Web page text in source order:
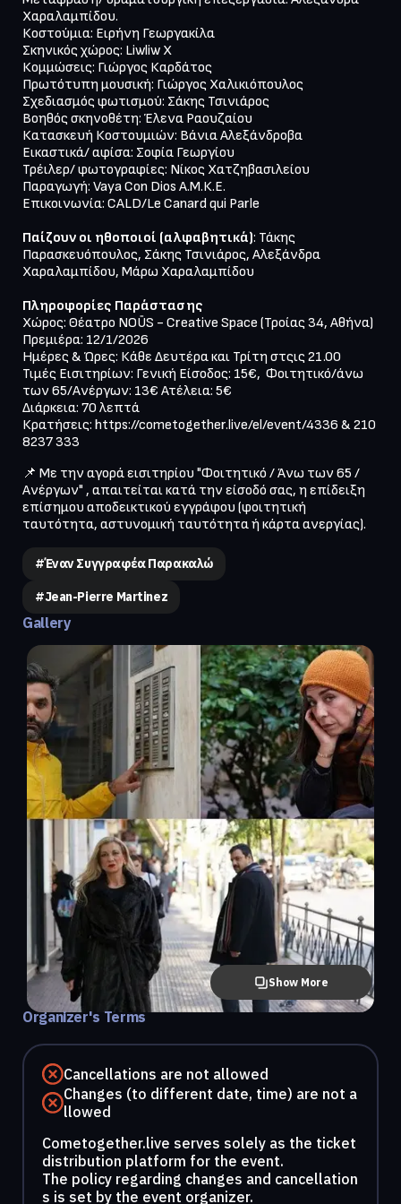
Χαραλαμπίδου.
Κοστούμια: Ειρήνη Γεωργακίλα
Σκηνικός χώρος: Liwliw X
Κομμώσεις: Γιώργος Καρδάτος
Πρωτότυπη μουσική: Γιώργος Χαλικιόπουλος
Σχεδιασμός φωτισμού: Σάκης Τσινιάρος
Βοηθός σκηνοθέτη: Έλενα Ραουζαίου
Κατασκευή Κοστουμιών: Βάνια Αλεξάνδροβα
Εικαστικά/ αφίσα: Σοφία Γεωργίου
Τρέιλερ/ φωτογραφίες: Νίκος Χατζηβασιλείου
Παραγωγή: Vaya Con Dios Α.Μ.Κ.Ε.
Επικοινωνία: CALD/Le Canard qui Parle
Παίζουν οι ηθοποιοί (αλφαβητικά): Τάκης
Παρασκευόπουλος, Σάκης Τσινιάρος, Αλεξάνδρα
Χαραλαμπίδου, Μάρω Χαραλαμπίδου
Πληροφορίες Παράστασης
Χώρος: Θέατρο NOŪS - Creative Space (Τροίας 34, Αθήνα)
Πρεμιέρα: 12/1/2026
Ημέρες & Ώρες: Κάθε Δευτέρα και Τρίτη στςις 21.00
Τιμές Εισιτηρίων: Γενική Είσοδος: 15€,  Φοιτητικό/άνω
των 65/Ανέργων: 13€ Ατέλεια: 5€
Διάρκεια: 70 λεπτά
Κρατήσεις: https://cometogether.live/el/event/4336 & 210
📌 Με την αγορά εισιτηρίου "Φοιτητικό / Άνω των 65 /
Ανέργων" , απαιτείται κατά την είσοδό σας, η επίδειξη
επίσημου αποδεικτικού εγγράφου (φοιτητική
ταυτότητα, αστυνομική ταυτότητα ή κάρτα ανεργίας).
#Έναν Συγγραφέα Παρακαλώ
#Jean-Pierre Martinez
Gallery
Show More
Organizer's Terms
Cancellations are not allowed
Changes (to different date, time) are not a
llowed
Cometogether.live serves solely as the ticket
distribution platform for the event.
The policy regarding changes and cancellation
s is set by the event organizer.